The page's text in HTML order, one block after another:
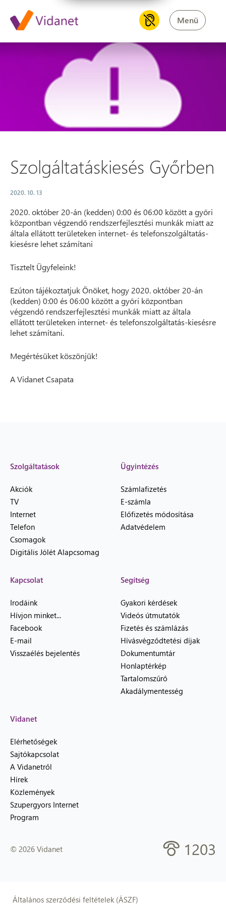
Menü
Szolgáltatáskiesés Győrben
Szolgáltatáskiesés Győrben
2020. 10. 13
2020. október 20-án (kedden) 0:00 és 06:00 között a győri
központban végzendő rendszerfejlesztési munkák miatt az
általa ellátott területeken internet- és telefonszolgáltatás-
kiesésre lehet számítani
Tisztelt Ügyfeleink!
Ezúton tájékoztatjuk Önöket, hogy 2020. október 20-án
(kedden) 0:00 és 06:00 között a győri központban
végzendő rendszerfejlesztési munkák miatt az általa
ellátott területeken internet- és telefonszolgáltatás-kiesésre
lehet számítani.
Megértésüket köszönjük!
A Vidanet Csapata
Szolgáltatások
Akciók
TV
Internet
Telefon
Csomagok
Digitális Jólét Alapcsomag
Ügyintézés
Számlafizetés
E-számla
Előfizetés módosítása
Adatvédelem
Kapcsolat
Irodáink
Hívjon minket...
Facebook
E-mail
Visszaélés bejelentés
Segítség
Gyakori kérdések
Videós útmutatók
Fizetés és számlázás
Hívásvégződtetési díjak
Dokumentumtár
Honlaptérkép
Tartalomszűrő
Akadálymentesség
Vidanet
Elérhetőségek
Sajtókapcsolat
A Vidanetről
Hírek
Közlemények
Szupergyors Internet
Program
© 2026 Vidanet 1203
Általános szerződési feltételek (ÁSZF)